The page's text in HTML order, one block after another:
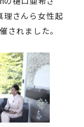
さんら女性起
されました。